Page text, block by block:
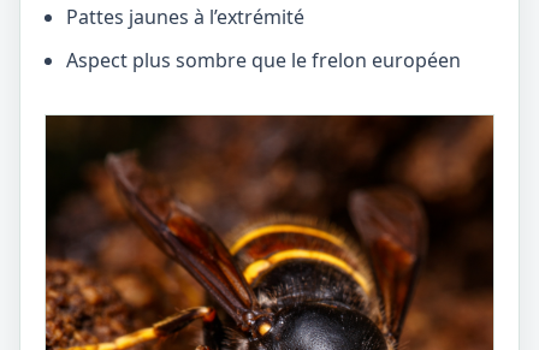
Pattes jaunes à l’extrémité
Aspect plus sombre que le frelon européen